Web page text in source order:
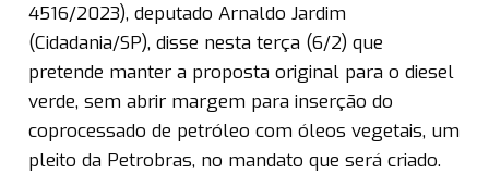
4516/2023), deputado Arnaldo Jardim
(Cidadania/SP), disse nesta terça (6/2) que
pretende manter a proposta original para o diesel
verde, sem abrir margem para inserção do
coprocessado de petróleo com óleos vegetais, um
pleito da Petrobras, no mandato que será criado.